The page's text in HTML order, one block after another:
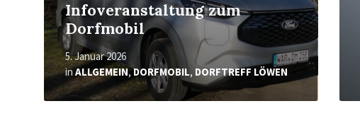
Infoveranstaltung zum
Dorfmobil
5. Januar 2026
inALLGEMEIN,DORFMOBIL, DORFTREFF LÖWEN